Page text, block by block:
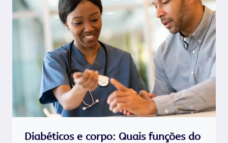
Diabéticos e corpo: Quais funções do